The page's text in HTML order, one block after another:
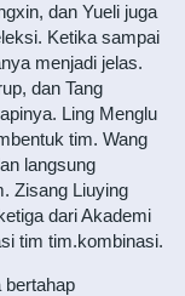
dan Yueli juga
Ketika sampai
menjadi jelas.
dan Tang
Ling Menglu
tim. Wang
langsung
Zisang Liuying
dari Akademi
tim tim.kombinasi.
bertahap